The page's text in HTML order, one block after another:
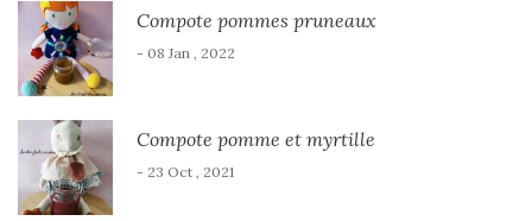
Compote pommes pruneaux
- 08 Jan , 2022
Compote pomme et myrtille
- 23 Oct , 2021